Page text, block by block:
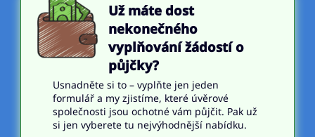
Už máte dost
nekonečného
vyplňování žádostí o
půjčky?
Usnadněte si to – vyplňte jen jeden
formulář a my zjistíme, které úvěrové
společnosti jsou ochotné vám půjčit. Pak už
si jen vyberete tu nejvýhodnější nabídku.